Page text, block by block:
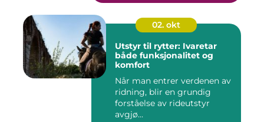
02. okt
Utstyr til rytter: Ivaretar
både funksjonalitet og
komfort
Når man entrer verdenen av
ridning, blir en grundig
forståelse av rideutstyr
avgjø...